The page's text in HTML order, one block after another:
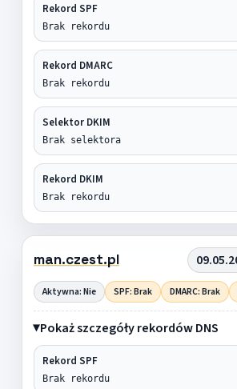
Rekord SPF
Brak rekordu
Rekord DMARC
Brak rekordu
Selektor DKIM
Brak selektora
Rekord DKIM
Brak rekordu
man.czest.pl
Aktywna: Nie SPF: Brak DMARC: Brak
Pokaż szczegóły rekordów DNS
Rekord SPF
Brak rekordu